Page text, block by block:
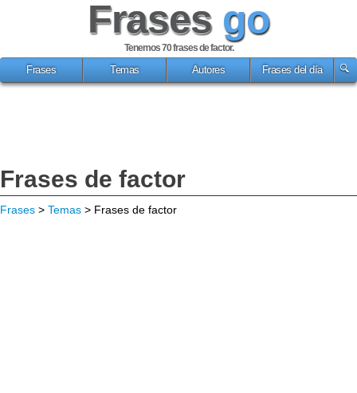
Frases go
Tenemos 70frases de factor.
Frases
Temas Autores Frases del día
Frases de factor
Frases > Temas > Frases de factor